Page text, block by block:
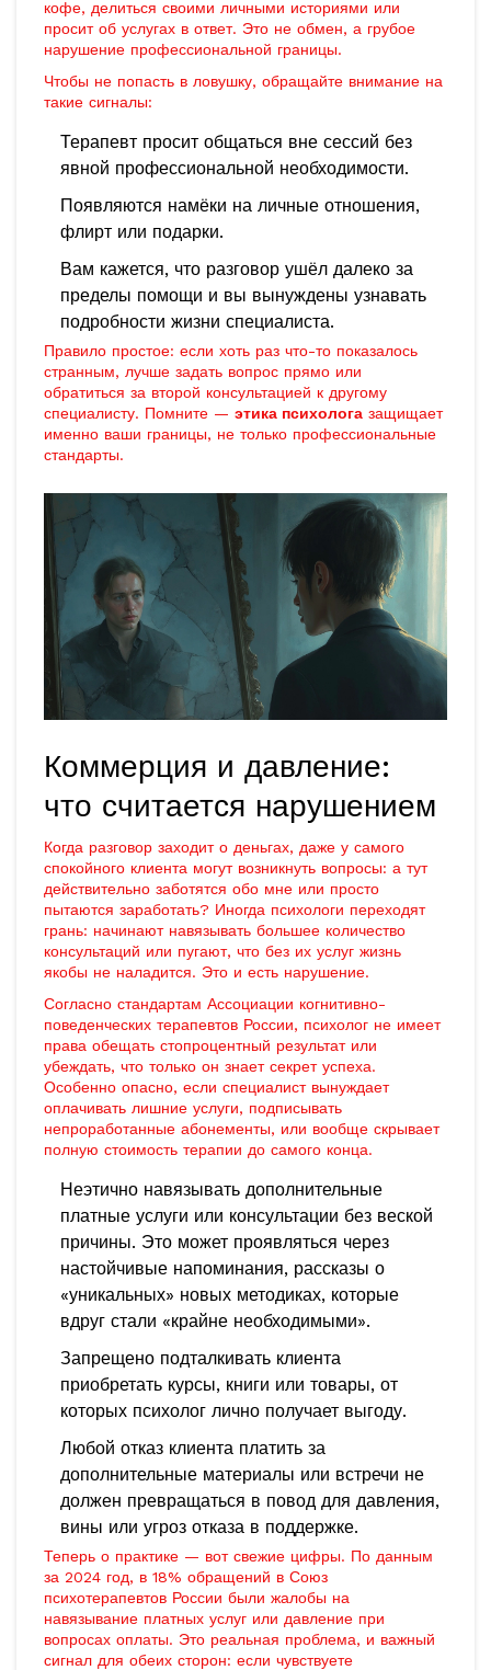
кофе, делиться своими личными историями или
просит об услугах в ответ. Это не обмен, а грубое
нарушение профессиональной границы.
Чтобы не попасть в ловушку, обращайте внимание на
такие сигналы:
Терапевт просит общаться вне сессий без
явной профессиональной необходимости.
Появляются намёки на личные отношения,
флирт или подарки.
Вам кажется, что разговор ушёл далеко за
пределы помощи и вы вынуждены узнавать
подробности жизни специалиста.
Правило простое: если хоть раз что-то показалось
странным, лучше задать вопрос прямо или
обратиться за второй консультацией к другому
специалисту. Помните — этика психолога защищает
именно ваши границы, не только профессиональные
стандарты.
Коммерция и давление:
что считается нарушением
Когда разговор заходит о деньгах, даже у самого
спокойного клиента могут возникнуть вопросы: а тут
действительно заботятся обо мне или просто
пытаются заработать? Иногда психологи переходят
грань: начинают навязывать большее количество
консультаций или пугают, что без их услуг жизнь
якобы не наладится. Это и есть нарушение.
Согласно стандартам Ассоциации когнитивно-
поведенческих терапевтов России, психолог не имеет
права обещать стопроцентный результат или
убеждать, что только он знает секрет успеха.
Особенно опасно, если специалист вынуждает
оплачивать лишние услуги, подписывать
непроработанные абонементы, или вообще скрывает
полную стоимость терапии до самого конца.
Неэтично навязывать дополнительные
платные услуги или консультации без веской
причины. Это может проявляться через
настойчивые напоминания, рассказы о
«уникальных» новых методиках, которые
вдруг стали «крайне необходимыми».
Запрещено подталкивать клиента
приобретать курсы, книги или товары, от
которых психолог лично получает выгоду.
Любой отказ клиента платить за
дополнительные материалы или встречи не
должен превращаться в повод для давления,
вины или угроз отказа в поддержке.
Теперь о практике — вот свежие цифры. По данным
за 2024 год, в 18% обращений в Союз
психотерапевтов России были жалобы на
навязывание платных услуг или давление при
вопросах оплаты. Это реальная проблема, и важный
сигнал для обеих сторон: если чувствуете